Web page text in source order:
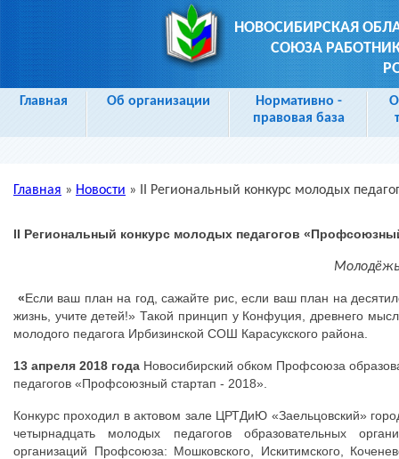
НОВОСИБИРСКАЯ
СОЮЗА
Главная Об организации
Нормативно -
правовая база
Главная » Новости » II Региональный конкурс молодых
II Региональный конкурс молодых педагогов
Молодёжь
«Если ваш план на год, сажайте рис, если ваш план на
жизнь, учите детей!» Такой принцип у Конфуция, древнего
молодого педагога Ирбизинской СОШ Карасукского района.
13 апреля 2018 года Новосибирский обком Профсоюза
педагогов «Профсоюзный стартап - 2018».
Конкурс проходил в актовом зале ЦРТДиЮ «Заельцовский»
четырнадцать молодых педагогов образовательных
организаций Профсоюза: Мошковского, Искитимского,